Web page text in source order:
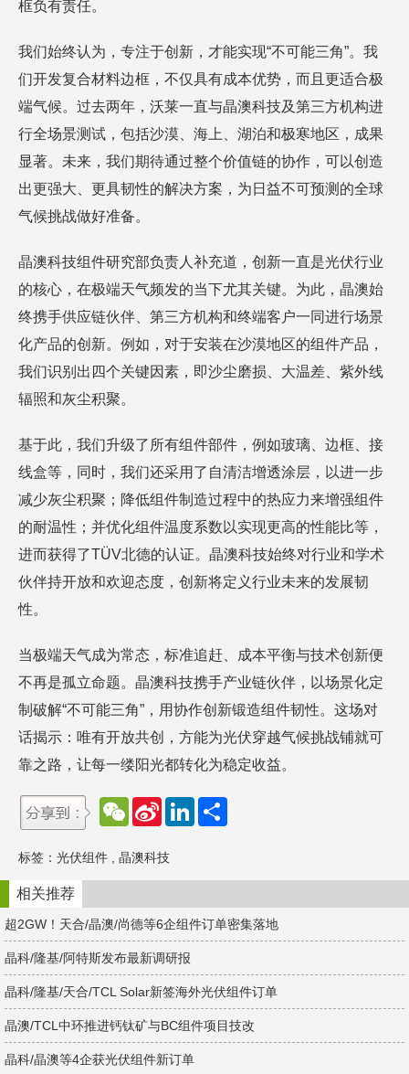
框负有责任。
我们始终认为，专注于创新，才能实现“不可能三角”。我
们开发复合材料边框，不仅具有成本优势，而且更适合极
端气候。过去两年，沃莱一直与晶澳科技及第三方机构进
行全场景测试，包括沙漠、海上、湖泊和极寒地区，成果
显著。未来，我们期待通过整个价值链的协作，可以创造
出更强大、更具韧性的解决方案，为日益不可预测的全球
气候挑战做好准备。
晶澳科技组件研究部负责人补充道，创新一直是光伏行业
的核心，在极端天气频发的当下尤其关键。为此，晶澳始
终携手供应链伙伴、第三方机构和终端客户一同进行场景
化产品的创新。例如，对于安装在沙漠地区的组件产品，
我们识别出四个关键因素，即沙尘磨损、大温差、紫外线
辐照和灰尘积聚。
基于此，我们升级了所有组件部件，例如玻璃、边框、接
线盒等，同时，我们还采用了自清洁增透涂层，以进一步
减少灰尘积聚；降低组件制造过程中的热应力来增强组件
的耐温性；并优化组件温度系数以实现更高的性能比等，
进而获得了TÜV北德的认证。晶澳科技始终对行业和学术
伙伴持开放和欢迎态度，创新将定义行业未来的发展韧
性。
当极端天气成为常态，标准追赶、成本平衡与技术创新便
不再是孤立命题。晶澳科技携手产业链伙伴，以场景化定
制破解“不可能三角”，用协作创新锻造组件韧性。这场对
话揭示：唯有开放共创，方能为光伏穿越气候挑战铺就可
靠之路，让每一缕阳光都转化为稳定收益。
W
e
a
t
S
a
W
e
b
o
L
d
n
标签： 光伏组件 晶澳科技
相关推荐
超2GW！天合/晶澳/尚德等6企组件订单密集落地
晶科/隆基/阿特斯发布最新调研报
晶科/隆基/天合/TCL Solar新签海外光伏组件订单
晶澳/TCL中环推进钙钛矿与BC组件项目技改
晶科/晶澳等4企获光伏组件新订单